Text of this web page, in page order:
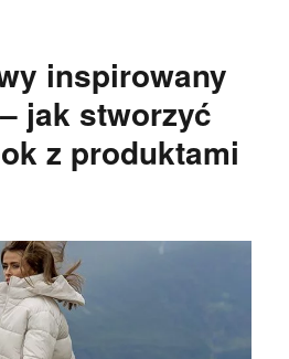
inspirowany
jak stworzyć
z produktami